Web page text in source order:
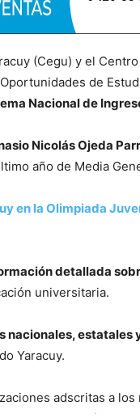
(Cegu) y el
de
Nacional de
Nicolás Ojeda
año de Media
en la Olimpiada
detallada
universitaria.
nacionales, estatales
Yaracuy.
adscritas a